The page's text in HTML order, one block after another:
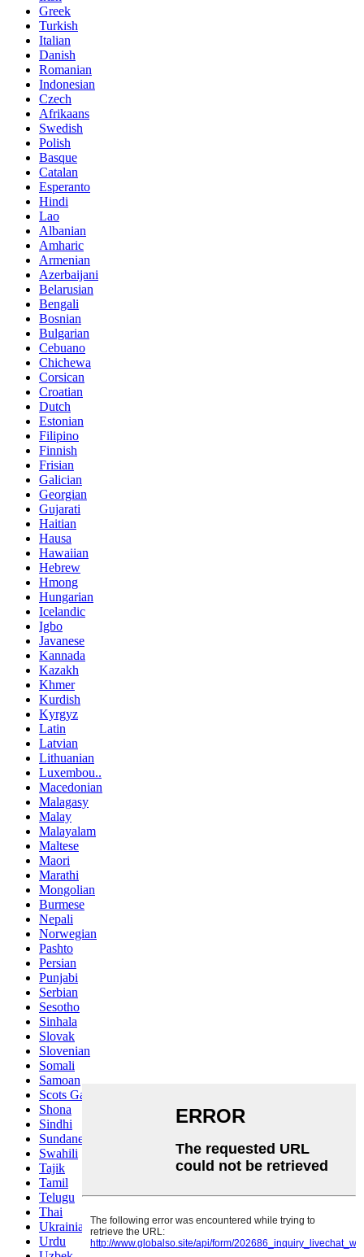
Greek
Turkish
Italian
Danish
Romanian
Indonesian
Czech
Afrikaans
Swedish
Polish
Basque
Catalan
Esperanto
Hindi
Lao
Albanian
Amharic
Armenian
Azerbaijani
Belarusian
Bengali
Bosnian
Bulgarian
Cebuano
Chichewa
Corsican
Croatian
Dutch
Estonian
Filipino
Finnish
Frisian
Galician
Georgian
Gujarati
Haitian
Hausa
Hawaiian
Hebrew
Hmong
Hungarian
Icelandic
Igbo
Javanese
Kannada
Kazakh
Khmer
Kurdish
Kyrgyz
Latin
Latvian
Lithuanian
Luxembou..
Macedonian
Malagasy
Malay
Malayalam
Maltese
Maori
Marathi
Mongolian
Burmese
Nepali
Norwegian
Pashto
Persian
Punjabi
Serbian
Sesotho
Sinhala
Slovak
Slovenian
Somali
Samoan
Scots Gaelic
Shona
Sindhi
Sundanese
Swahili
Tajik
Tamil
Telugu
Thai
Ukrainian
Urdu